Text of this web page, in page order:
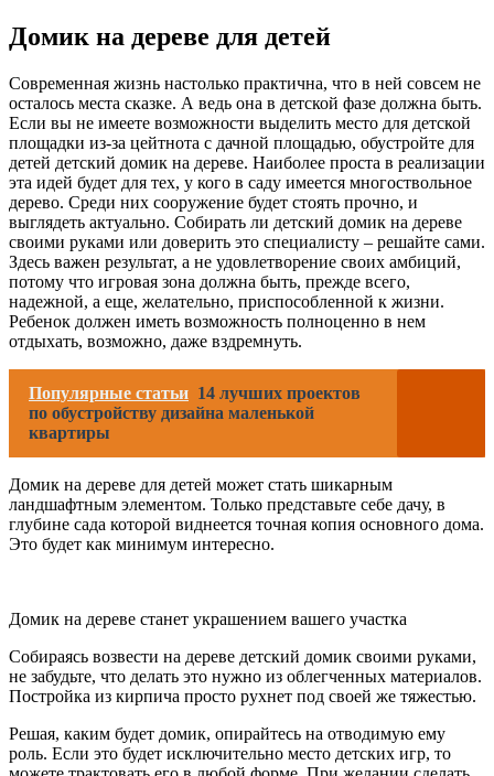
Домик на дереве для детей
Современная жизнь настолько практична, что в ней совсем не
осталось места сказке. А ведь она в детской фазе должна быть.
Если вы не имеете возможности выделить место для детской
площадки из-за цейтнота с дачной площадью, обустройте для
детей детский домик на дереве. Наиболее проста в реализации
эта идей будет для тех, у кого в саду имеется многоствольное
дерево. Среди них сооружение будет стоять прочно, и
выглядеть актуально. Собирать ли детский домик на дереве
своими руками или доверить это специалисту – решайте сами.
Здесь важен результат, а не удовлетворение своих амбиций,
потому что игровая зона должна быть, прежде всего,
надежной, а еще, желательно, приспособленной к жизни.
Ребенок должен иметь возможность полноценно в нем
отдыхать, возможно, даже вздремнуть.
Популярные статьи 14 лучших проектов
по обустройству дизайна маленькой
квартиры
Домик на дереве для детей может стать шикарным
ландшафтным элементом. Только представьте себе дачу, в
глубине сада которой виднеется точная копия основного дома.
Это будет как минимум интересно.
Домик на дереве станет украшением вашего участка
Собираясь возвести на дереве детский домик своими руками,
не забудьте, что делать это нужно из облегченных материалов.
Постройка из кирпича просто рухнет под своей же тяжестью.
Решая, каким будет домик, опирайтесь на отводимую ему
роль. Если это будет исключительно место детских игр, то